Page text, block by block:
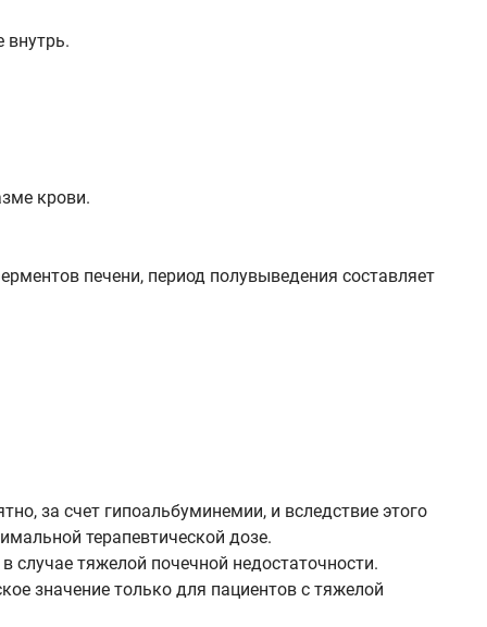
внутрь.
крови.
печени, период полувыведения составляет
за счет гипоальбуминемии, и вследствие этого
терапевтической дозе.
случае тяжелой почечной недостаточности.
значение только для пациентов с тяжелой